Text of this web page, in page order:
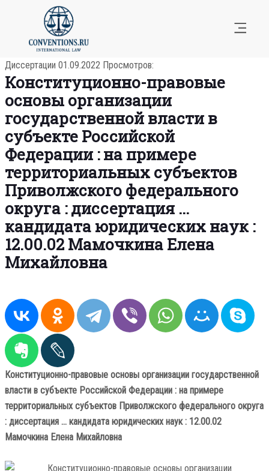
Диссертации 01.09.2022 Просмотров:
Конституционно-правовые
основы организации
государственной власти в
субъекте Российской
Федерации : на примере
территориальных субъектов
Приволжского федерального
округа : диссертация ...
кандидата юридических наук :
12.00.02 Мамочкина Елена
Михайловна
Конституционно-правовые основы организации государственной
власти в субъекте Российской Федерации : на примере
территориальных субъектов Приволжского федерального округа
: диссертация ... кандидата юридических наук : 12.00.02
Мамочкина Елена Михайловна